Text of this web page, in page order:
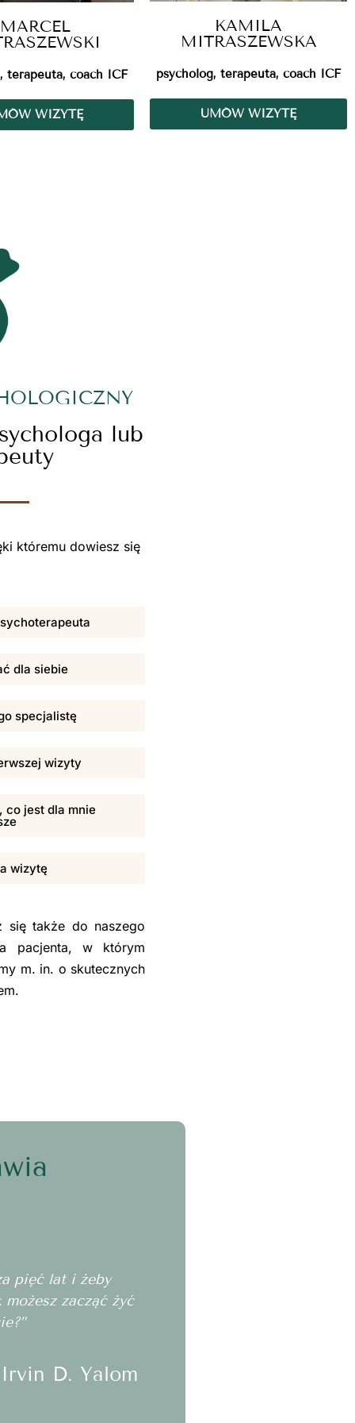
MARCEL
terapeuta, coach ICF
WIZYTĘ
KAMILA
MITRASZEWSKA
psycholog, terapeuta, coach ICF
UMÓW WIZYTĘ
lub
któremu dowiesz się
dla siebie
specjalistę
wizyty
co jest dla mnie
wizytę
się także do naszego
pacjenta, w którym
m. in. o skutecznych
pięć lat i żeby
zacząć żyć
Irvin D. Yalom